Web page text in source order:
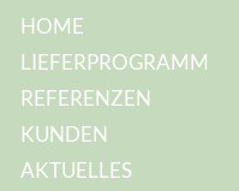
HOME
LIEFERPROGRAMM
REFERENZEN
KUNDEN
AKTUELLES